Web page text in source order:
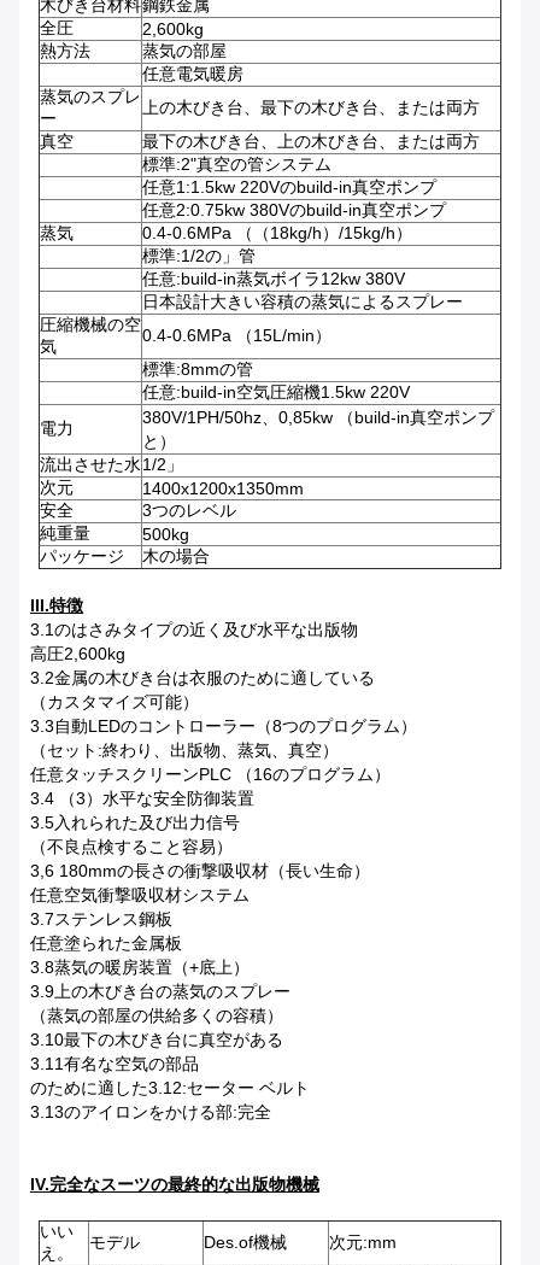
木びき台材料鋼鉄金属
全圧
2,600kg
熱方法
蒸気の部屋
任意電気暖房
蒸気のスプレ
ー
上の木びき台、最下の木びき台、または両方
真空
最下の木びき台、上の木びき台、または両方
標準:2"真空の管システム
任意1:1.5kw 220Vのbuild-in真空ポンプ
任意2:0.75kw 380Vのbuild-in真空ポンプ
蒸気
0.4-0.6MPa （（18kg/h）/15kg/h）
標準:1/2の」管
任意:build-in蒸気ボイラ12kw 380V
日本設計大きい容積の蒸気によるスプレー
圧縮機械の空
気
0.4-0.6MPa （15L/min）
標準:8mmの管
任意:build-in空気圧縮機1.5kw 220V
電力
380V/1PH/50hz、0,85kw （build-in真空ポンプ
と）
流出させた水1/2」
次元
1400x1200x1350mm
安全
3つのレベル
純重量
500kg
パッケージ
木の場合
III.特徴
3.1のはさみタイプの近く及び水平な出版物
高圧2,600kg
3.2金属の木びき台は衣服のために適している
（カスタマイズ可能）
3.3自動LEDのコントローラー（8つのプログラム）
（セット:終わり、出版物、蒸気、真空）
任意タッチスクリーンPLC （16のプログラム）
3.4 （3）水平な安全防御装置
3.5入れられた及び出力信号
（不良点検すること容易）
3,6 180mmの長さの衝撃吸収材（長い生命）
任意空気衝撃吸収材システム
3.7ステンレス鋼板
任意塗られた金属板
3.8蒸気の暖房装置（+底上）
3.9上の木びき台の蒸気のスプレー
（蒸気の部屋の供給多くの容積）
3.10最下の木びき台に真空がある
3.11有名な空気の部品
のために適した3.12:セーター ベルト
3.13のアイロンをかける部:完全
IV.完全なスーツの最終的な出版物機械
いい
え。
モデル Des.of機械
次元:mm